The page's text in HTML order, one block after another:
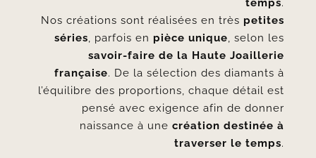
temps.
Nos créations sont réalisées en très petites
séries, parfois en pièce unique, selon les
savoir-faire de la Haute Joaillerie
française. De la sélection des diamants à
l’équilibre des proportions, chaque détail est
pensé avec exigence afin de donner
naissance à une création destinée à
traverser le temps.